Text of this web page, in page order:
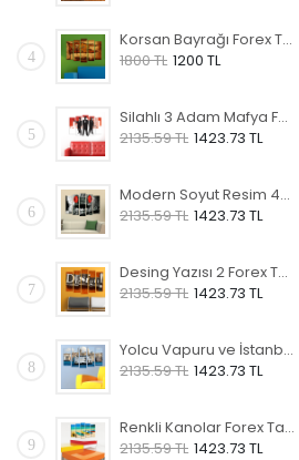
4
Korsan Bayrağı Forex Tablo
1800 TL 1200 TL
5
Silahlı 3 Adam Mafya Forex Tablo
2135.59 TL 1423.73 TL
6
Modern Soyut Resim 40 Forex Tablo
2135.59 TL 1423.73 TL
7
Desing Yazısı 2 Forex Tablo
2135.59 TL 1423.73 TL
8
Yolcu Vapuru ve İstanbul Forex Tablo
2135.59 TL 1423.73 TL
9
Renkli Kanolar Forex Tablo
2135.59 TL 1423.73 TL